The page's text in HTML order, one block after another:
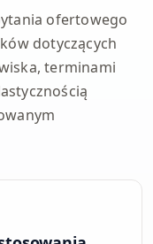
ofertowego
dotyczących
terminami